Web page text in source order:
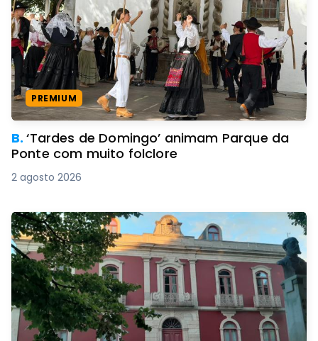
PREMIUM
B.‘Tardes de Domingo’ animam Parque da
Ponte com muito folclore
2 agosto 2026